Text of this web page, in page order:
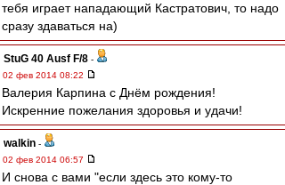
тебя играет нападающий Кастратович, то надо
сразу здаваться на)
StuG 40 Ausf F/8 -
02 фев 2014 08:22
Валерия Карпина с Днём рождения!
Искренние пожелания здоровья и удачи!
walkin -
02 фев 2014 06:57
И снова с вами "если здесь это кому-то